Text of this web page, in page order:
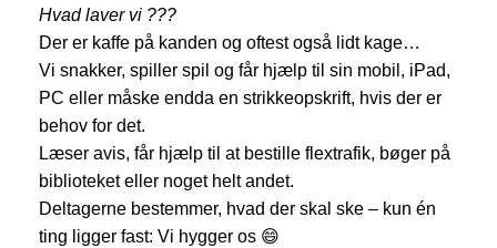
Hvad laver vi ???
Der er kaffe på kanden og oftest også lidt kage…
Vi snakker, spiller spil og får hjælp til sin mobil, iPad,
PC eller måske endda en strikkeopskrift, hvis der er
behov for det.
Læser avis, får hjælp til at bestille flextrafik, bøger på
biblioteket eller noget helt andet.
Deltagerne bestemmer, hvad der skal ske – kun én
ting ligger fast: Vi hygger os 😄